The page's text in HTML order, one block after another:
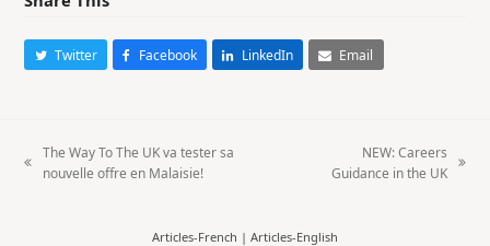
Twitter Facebook LinkedIn Email
previous
The Way To The UK va tester sa
nouvelle offre en Malaisie!
next
NEW: Careers
Guidance in the UK
Articles-French | Articles-English